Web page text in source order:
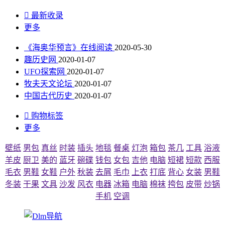
 最新收录
更多
《海奥华预言》在线阅读 2020-05-30
趣历史网 2020-01-07
UFO探索网 2020-01-07
牧夫天文论坛 2020-01-07
中国古代历史 2020-01-07
 购物标签
更多
壁纸 男包 真丝 时装 插头 地毯 餐桌 灯泡 箱包 茶几 工具 浴液
羊皮 厨卫 美的 蓝牙 碗碟 钱包 女包 吉他 电脑 短裙 短款 西服
毛衣 男鞋 女鞋 户外 秋装 去屑 毛巾 上衣 打底 背心 女装 男鞋
冬装 干果 文具 沙发 风衣 电器 冰箱 电脑 棉袜 挎包 皮带 炒锅
手机 空调